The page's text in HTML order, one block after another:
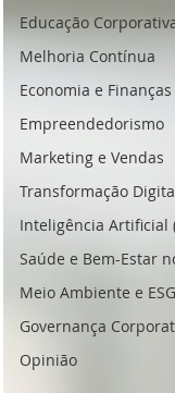
Educação
Melhoria Contínua
Economia e Finanças
Empreendedorismo
Marketing e Vendas
Transformação
Inteligência Artificial
Saúde e Bem-Estar
Meio Ambiente e ESG
Governança
Opinião